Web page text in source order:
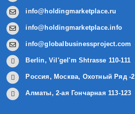
info@holdingmarketplace.ru
info@holdingmarketplace.info
info@globalbusinessproject.com
Berlin, Vil'gel'm Shtrasse 110-111
Россия, Москва, Охотный Ряд -2
Алматы, 2-ая Гончарная 113-123